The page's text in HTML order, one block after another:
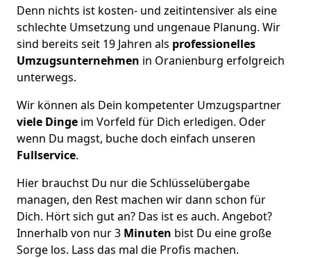
Denn nichts ist kosten- und zeitintensiver als eine
schlechte Umsetzung und ungenaue Planung. Wir
sind bereits seit 19 Jahren als professionelles
Umzugsunternehmen in Oranienburg erfolgreich
unterwegs.
Wir können als Dein kompetenter Umzugspartner
viele Dinge im Vorfeld für Dich erledigen. Oder
wenn Du magst, buche doch einfach unseren
Fullservice.
Hier brauchst Du nur die Schlüsselübergabe
managen, den Rest machen wir dann schon für
Dich. Hört sich gut an? Das ist es auch. Angebot?
Innerhalb von nur 3 Minuten bist Du eine große
Sorge los. Lass das mal die Profis machen.